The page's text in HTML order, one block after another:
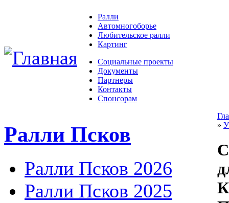
Ралли
Автомногоборье
Любительское ралли
Картинг
Социальные проекты
Документы
Партнеры
Контакты
Спонсорам
Ралли Псков
Ралли Псков 2026
Ралли Псков 2025
»